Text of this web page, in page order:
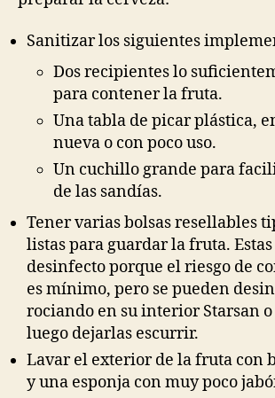
Sanitizar los siguientes
Dos recipientes lo
para contener la fruta.
Una tabla de picar plástica,
nueva o con poco uso.
Un cuchillo grande para
de las sandías.
Tener varias bolsas resellables
listas para guardar la fruta.
desinfecto porque el riesgo de
es mínimo, pero se pueden
rociando en su interior Starsan
luego dejarlas escurrir.
Lavar el exterior de la fruta con
y una esponja con muy poco